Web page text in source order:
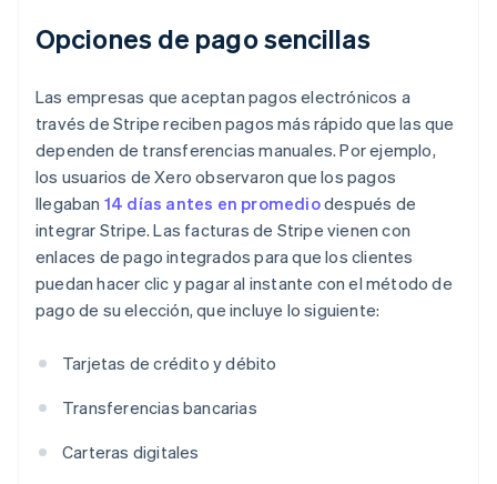
Opciones de pago sencillas
Las empresas que aceptan pagos electrónicos a
través de Stripe reciben pagos más rápido que las que
dependen de transferencias manuales. Por ejemplo,
los usuarios de Xero observaron que los pagos
llegaban 14 días antes en promediodespués de
integrar Stripe. Las facturas de Stripe vienen con
enlaces de pago integrados para que los clientes
puedan hacer clic y pagar al instante con el método de
pago de su elección, que incluye lo siguiente:
Tarjetas de crédito y débito
Transferencias bancarias
Carteras digitales